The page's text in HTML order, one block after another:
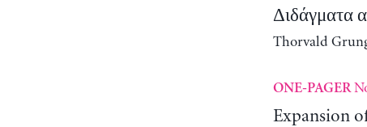
Διδάγματα
Thorvald
ONE-PAGER
Expansion